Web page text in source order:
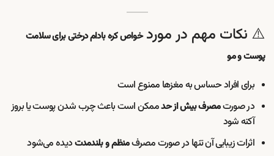
⚠️ نکات مهم در موردخواص کره بادام درختی برای سلامت
پوست و مو
برای افراد حساس به مغزها ممنوع است
در صورتمصرف بیش از حدممکن است باعث چرب شدن پوست یا بروز
آکنه شود
اثرات زیبایی آن تنها در صورت مصرفمنظم و بلندمدتدیده می‌شود